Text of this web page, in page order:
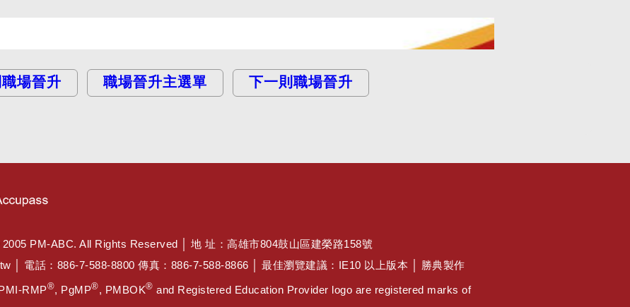
場晉升 職場晉升主選單 下一則職場晉升
PM-ABC. All Rights Reserved │ 地 址：高雄市804鼓山區建榮路158號
│ 電話：886-7-588-8800 傳真：886-7-588-8866 │ 最佳瀏覽建議：IE10 以上版本 │ 勝典製作
RMP®, PgMP®, PMBOK® and Registered Education Provider logo are registered marks of